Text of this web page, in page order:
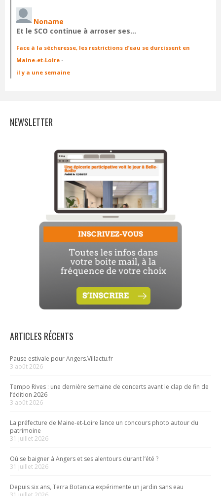
Noname
Et le SCO continue à arroser ses…
Face à la sécheresse, les restrictions d’eau se durcissent en
Maine-et-Loire ·
il y a une semaine
NEWSLETTER
ARTICLES RÉCENTS
Pause estivale pour Angers.Villactu.fr
3 août 2026
Tempo Rives : une dernière semaine de concerts avant le clap de fin de
l’édition 2026
3 août 2026
La préfecture de Maine-et-Loire lance un concours photo autour du
patrimoine
31 juillet 2026
Où se baigner à Angers et ses alentours durant l’été ?
31 juillet 2026
Depuis six ans, Terra Botanica expérimente un jardin sans eau